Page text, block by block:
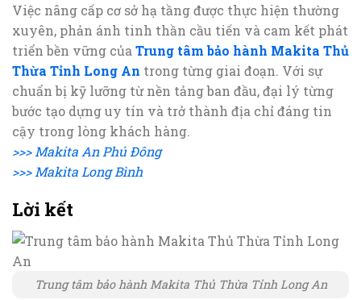
Việc nâng cấp cơ sở hạ tầng được thực hiện thường
xuyên, phản ánh tinh thần cầu tiến và cam kết phát
triển bền vững của Trung tâm bảo hành Makita Thủ
Thừa Tỉnh Long An trong từng giai đoạn. Với sự
chuẩn bị kỹ lưỡng từ nền tảng ban đầu, đại lý từng
bước tạo dựng uy tín và trở thành địa chỉ đáng tin
cậy trong lòng khách hàng.
>>> Makita An Phú Đông
>>> Makita Long Bình
Lời kết
Trung tâm bảo hành Makita Thủ Thừa Tỉnh Long An